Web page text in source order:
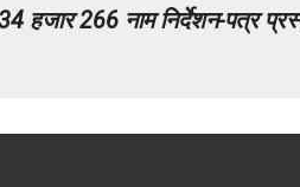
हजार 266 नाम निर्देशन-पत्र